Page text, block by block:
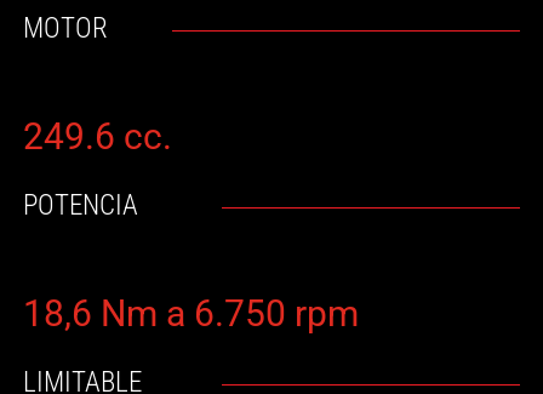
MOTOR
249.6 cc.
POTENCIA
18,6 Nm a 6.750 rpm
LIMITABLE